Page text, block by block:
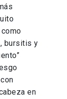
bursitis y
en